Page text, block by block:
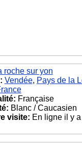
roche sur yon
Vendée, Pays de la
Française
Blanc / Caucasien
visite: En ligne il y